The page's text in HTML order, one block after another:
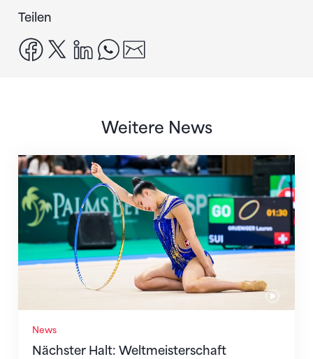
Teilen
facebook
x linkedinwhatsapp
Weitere News
News
Nächster Halt: Weltmeisterschaft
Nächster Halt: Weltmeisterschaft